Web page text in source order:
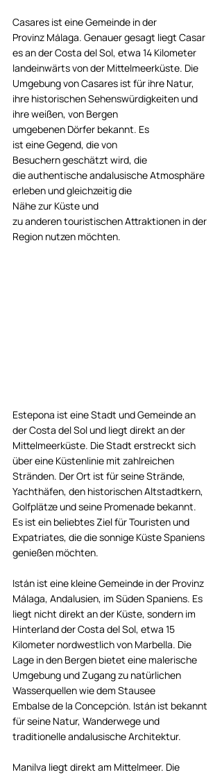
Casares ist eine Gemeinde in der
Provinz Málaga. Genauer gesagt liegt Casar
es an der Costa del Sol, etwa 14 Kilometer
landeinwärts von der Mittelmeerküste. Die
Umgebung von Casares ist für ihre Natur,
ihre historischen Sehenswürdigkeiten und
ihre weißen, von Bergen
umgebenen Dörfer bekannt. Es
ist eine Gegend, die von
Besuchern geschätzt wird, die
die authentische andalusische Atmosphäre
erleben und gleichzeitig die
Nähe zur Küste und
zu anderen touristischen Attraktionen in der
Region nutzen möchten.
Estepona ist eine Stadt und Gemeinde an
der Costa del Sol und liegt direkt an der
Mittelmeerküste. Die Stadt erstreckt sich
über eine Küstenlinie mit zahlreichen
Stränden. Der Ort ist für seine Strände,
Yachthäfen, den historischen Altstadtkern,
Golfplätze und seine Promenade bekannt.
Es ist ein beliebtes Ziel für Touristen und
Expatriates, die die sonnige Küste Spaniens
genießen möchten.
Istán ist eine kleine Gemeinde in der Provinz
Málaga, Andalusien, im Süden Spaniens. Es
liegt nicht direkt an der Küste, sondern im
Hinterland der Costa del Sol, etwa 15
Kilometer nordwestlich von Marbella. Die
Lage in den Bergen bietet eine malerische
Umgebung und Zugang zu natürlichen
Wasserquellen wie dem Stausee
Embalse de la Concepción. Istán ist bekannt
für seine Natur, Wanderwege und
traditionelle andalusische Architektur.
Manilva liegt direkt am Mittelmeer. Die